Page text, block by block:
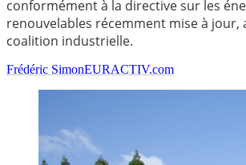
conformément à la directive sur les
renouvelables récemment mise à jour,
coalition industrielle.
Frédéric SimonEURACTIV.com